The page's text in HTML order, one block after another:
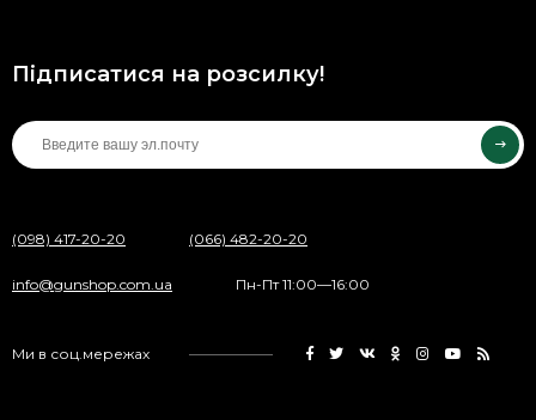
Підписатися на розсилку!
(098) 417-20-20 (066) 482-20-20
info@gunshop.com.ua Пн-Пт 11:00—16:00
Ми в соц.мережах